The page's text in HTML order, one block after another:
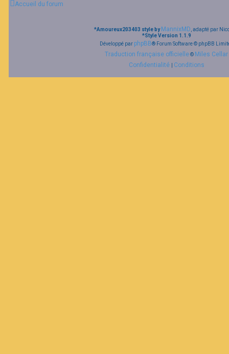
Accueil du forum
*Amoureux203403 style by MannixMD, adapté par
*Style Version 1.1.9
Développé par phpBB® Forum Software © phpBB
Traduction française officielle© Miles Cellar
Confidentialité
Conditions